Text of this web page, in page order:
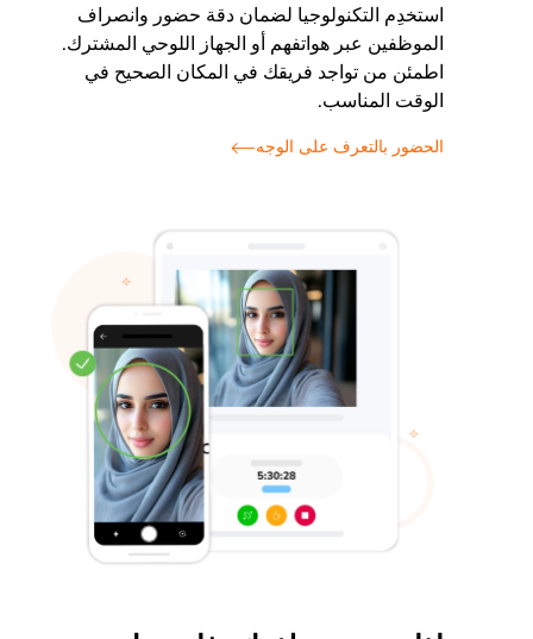
استخدِم التكنولوجيا لضمان دقة حضور وانصراف
الموظفين عبر هواتفهم أو الجهاز اللوحي المشترك.
اطمئن من تواجد فريقك في المكان الصحيح في
الوقت المناسب.
الحضور بالتعرف على الوجه